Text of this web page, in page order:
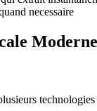
necessaire
Moderne
technologies